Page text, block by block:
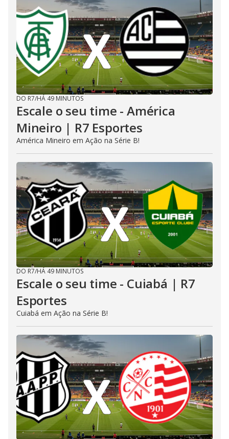
DO R7/HÁ 49 MINUTOS
Escale o seu time - América
Mineiro | R7 Esportes
América Mineiro em Ação na Série B!
DO R7/HÁ 49 MINUTOS
Escale o seu time - Cuiabá | R7
Esportes
Cuiabá em Ação na Série B!